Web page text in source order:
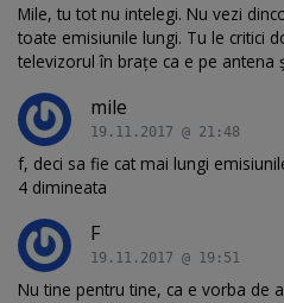
Mile, tu tot nu intelegi. Nu vezi
toate emisiunile lungi. Tu le critici
televizorul în brațe ca e pe antena
mile
19.11.2017 @ 21:48
f, deci sa fie cat mai lungi
4 dimineata
F
19.11.2017 @ 19:51
Nu tine pentru tine, ca e vorba de